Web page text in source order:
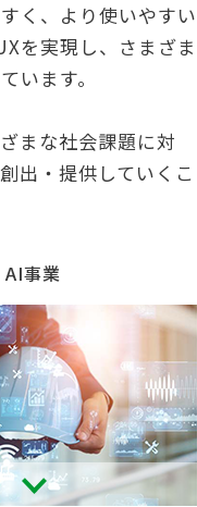
く、より使いやすい
を実現し、さまざま
います。
まな社会課題に対
出・提供していくこ
AI事業